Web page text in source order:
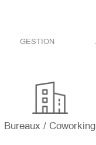
GESTION
Bureaux / Coworking